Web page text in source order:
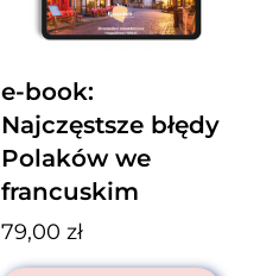
e-book:
Najczęstsze błędy
Polaków we
francuskim
79,00zł